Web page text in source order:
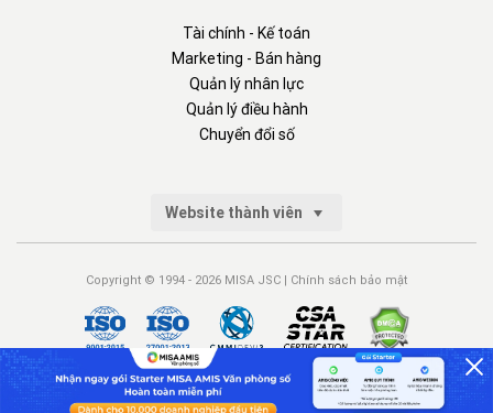
Tài chính - Kế toán
Marketing - Bán hàng
Quản lý nhân lực
Quản lý điều hành
Chuyển đổi số
Website thành viên
Copyright © 1994 - 2026 MISA JSC | Chính sách bảo mật